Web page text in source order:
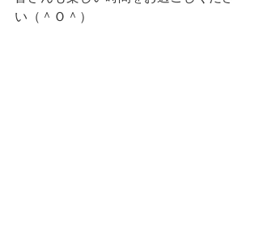
い（＾Ｏ＾）